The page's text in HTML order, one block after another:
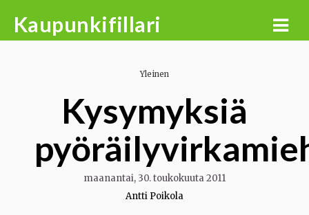
Kaupunkifillari
Yleinen
Kysymyksiä
maanantai, 30. toukokuuta 2011
Antti Poikola